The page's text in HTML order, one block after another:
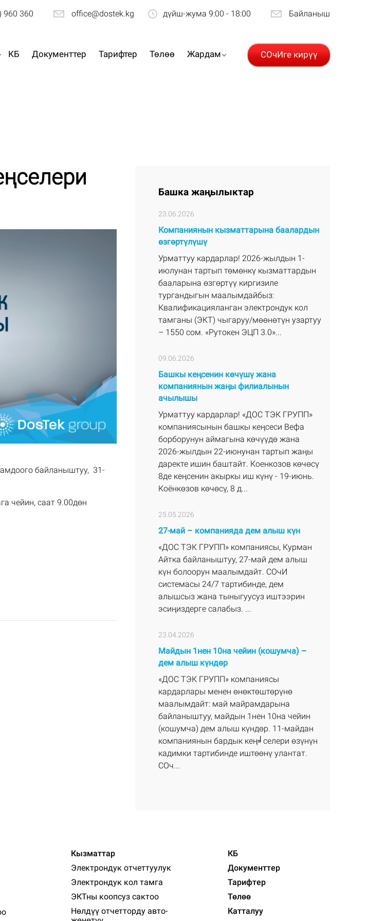
960 360 office@dostek.kg дүйш-жума 9:00 - 18:00 Байланыш
КБ Документтер Тарифтер Төлөө Жардам СОчИге кирүү
байланыштуу, 31-
чейин, саат 9.00дөн
Башка жаңылыктар
23.06.2026
Компаниянын кызматтарына баалардын
өзгөртүлүшү
Урматтуу кардарлар! 2026-жылдын 1-
июлунан тартып төмөнкү кызматтардын
бааларына өзгөртүү киргизиле
тургандыгын маалымдайбыз:
Квалификацияланган электрондук кол
тамганы (ЭКТ) чыгаруу/мөөнөтүн узартуу
– 1550 сом. «Рутокен ЭЦП 3.0»...
09.06.2026
Башкы кеңсенин көчүшү жана
компаниянын жаңы филиалынын
ачылышы
Урматтуу кардарлар! «ДОС ТЭК ГРУПП»
компаниясынын башкы кеңсеси Вефа
борборунун аймагына көчүүдө жана
2026-жылдын 22-июнунан тартып жаңы
даректе ишин баштайт. Коенкозов көчөсү
8де кеңсенин акыркы иш күнү - 19-июнь.
Коёнкөзов көчөсү, 8 д...
25.05.2026
27-май – компанияда дем алыш күн
«ДОС ТЭК ГРУПП» компаниясы, Курман
Айтка байланыштуу, 27-май дем алыш
күн болоорун маалымдайт. СОчИ
системасы 24/7 тартибинде, дем
алышсыз жана тыныгуусуз иштээрин
эсиңиздерге салабыз. ...
23.04.2026
Майдын 1нен 10на чейин (кошумча) –
дем алыш күндөр
«ДОС ТЭК ГРУПП» компаниясы
кардарлары менен өнөктөштөрүнө
маалымдайт: май майрамдарына
байланыштуу, майдын 1нен 10на чейин
(кошумча) дем алыш күндөр. 11-майдан
компаниянын бардык кең╛селери өзүнүн
кадимки тартибинде иштөөнү улантат.
СОч...
Кызматтар
Электрондук отчеттуулук
Электрондук кол тамга
ЭКТны коопсуз сактоо
Нөлдүү отчетторду авто-
КБ
Документтер
Тарифтер
Төлөө
Катталуу